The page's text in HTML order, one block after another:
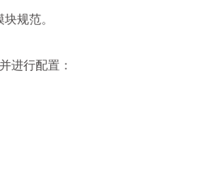
规范。
进行配置：